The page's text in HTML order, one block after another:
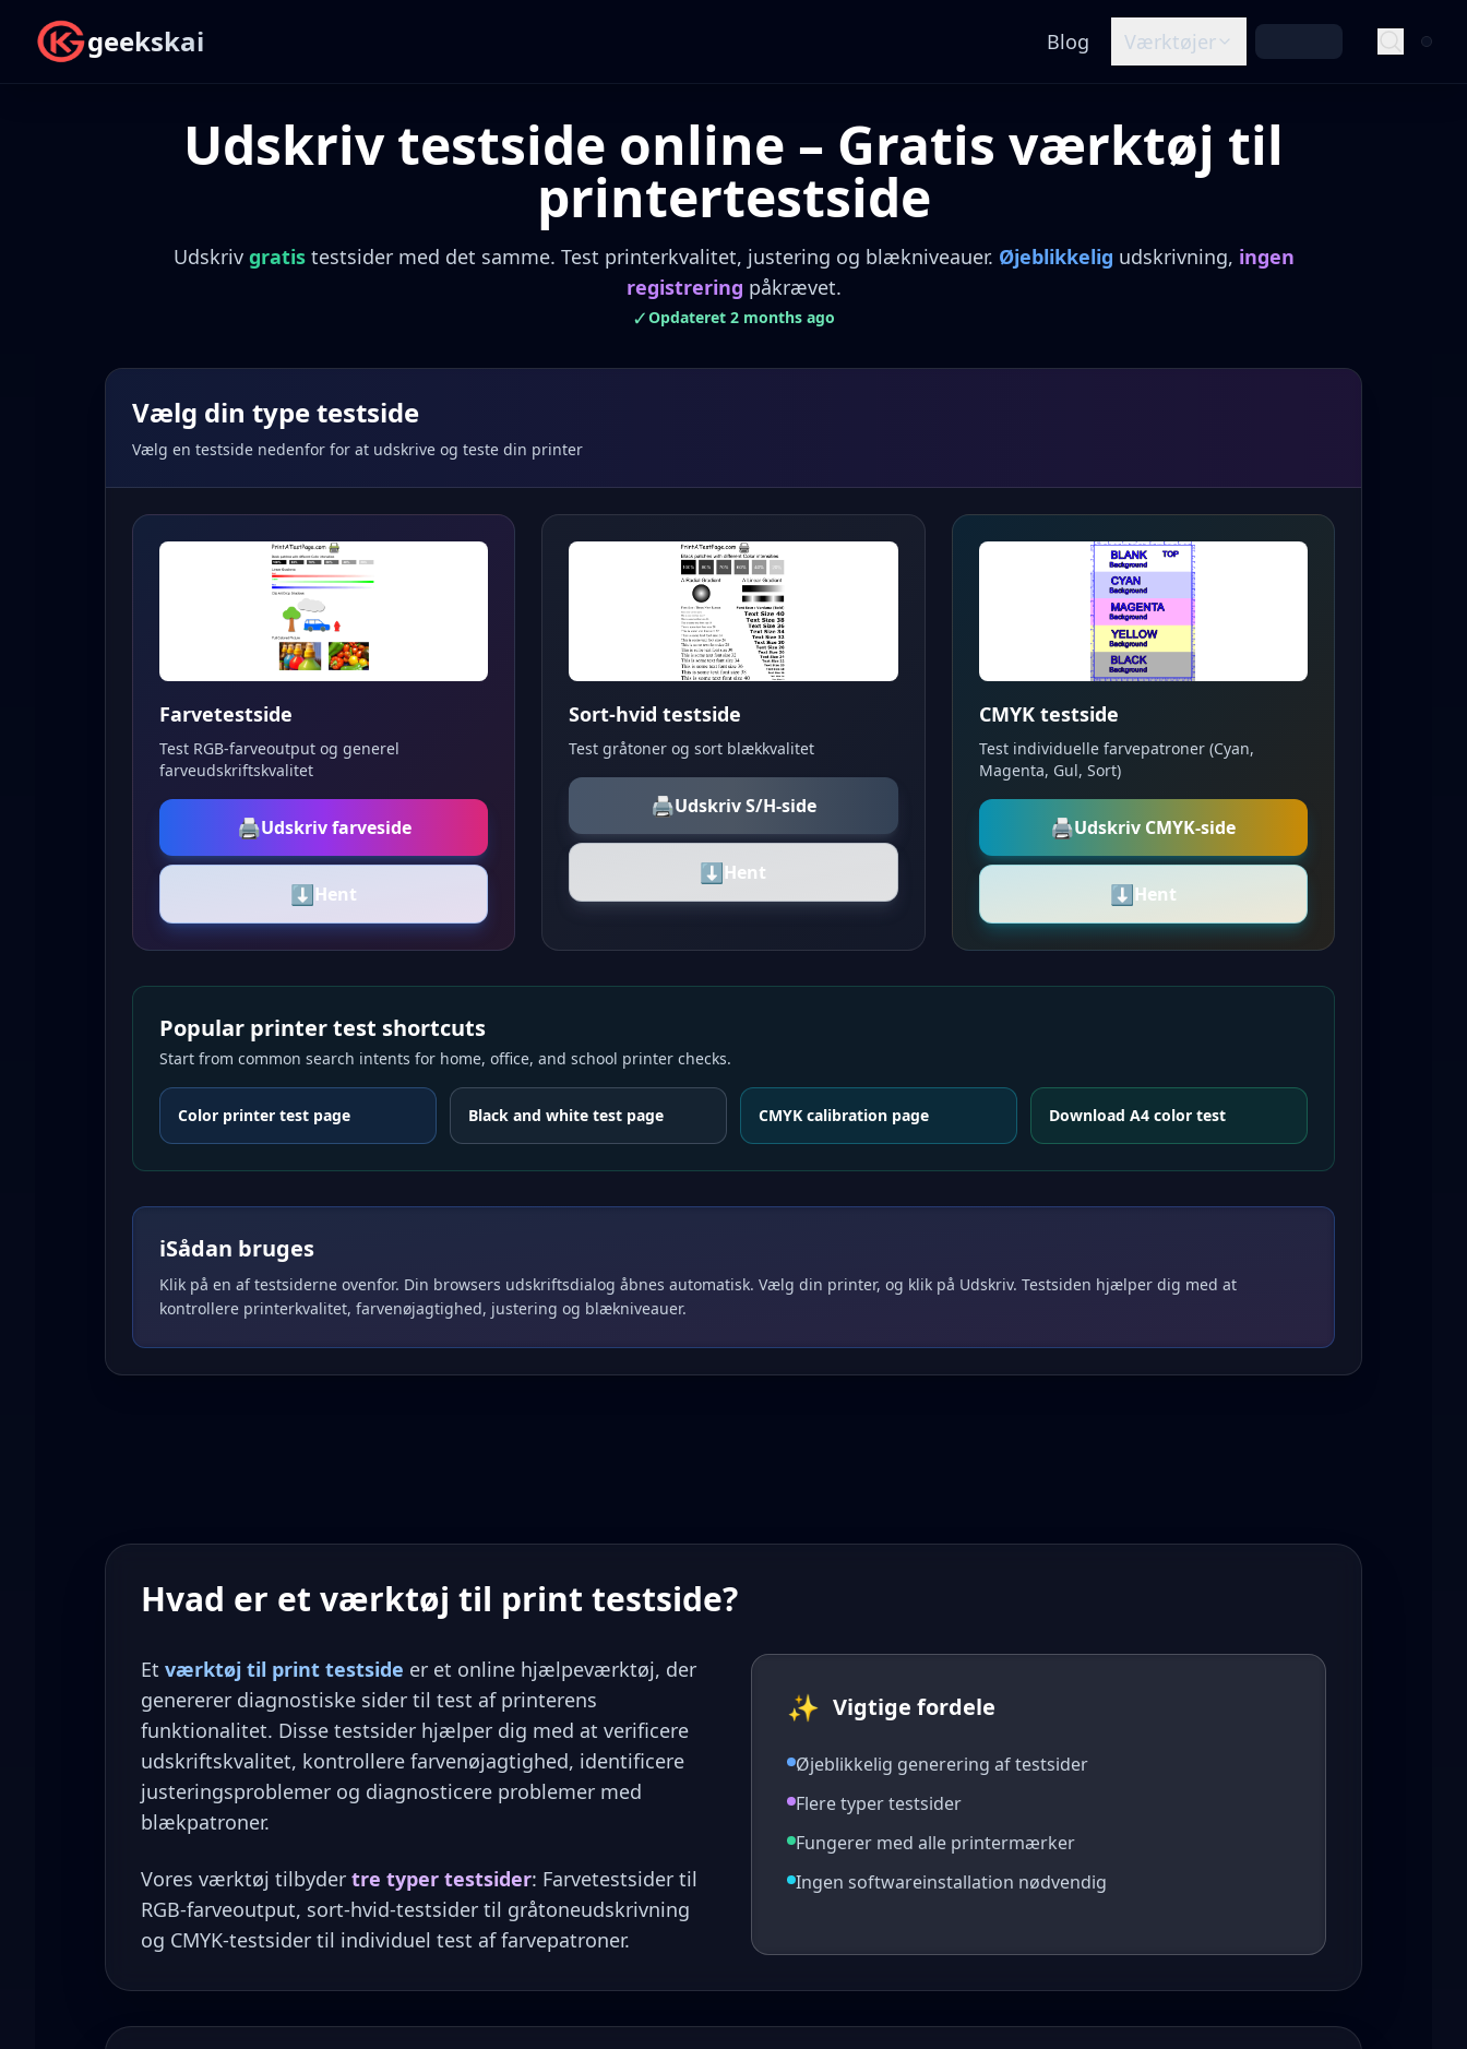
geekskai Blog Værktøjer
Udskriv testside online – Gratis værktøj til
printertestside
Udskriv gratistestsider med det samme. Test printerkvalitet, justering og blækniveauer. Øjeblikkelig udskrivning, ingen
registrering påkrævet.
✓Opdateret 2 months ago
Vælg din type testside
Vælg en testside nedenfor for at udskrive og teste din printer
Farvetestside
Test RGB-farveoutput og generel
farveudskriftskvalitet
🖨️Udskriv farveside
⬇️Hent
Sort-hvid testside
Test gråtoner og sort blækkvalitet
🖨️Udskriv S/H-side
⬇️Hent
CMYK testside
Test individuelle farvepatroner (Cyan,
Magenta, Gul, Sort)
🖨️Udskriv CMYK-side
⬇️Hent
Popular printer test shortcuts
Start from common search intents for home, office, and school printer checks.
Color printer test page Black and white test page CMYK calibration page Download A4 color test
ℹ️Sådan bruges
Klik på en af testsiderne ovenfor. Din browsers udskriftsdialog åbnes automatisk. Vælg din printer, og klik på Udskriv. Testsiden hjælper dig med at
kontrollere printerkvalitet, farvenøjagtighed, justering og blækniveauer.
Hvad er et værktøj til print testside?
Et værktøj til print testside er et online hjælpeværktøj, der
genererer diagnostiske sider til test af printerens
funktionalitet. Disse testsider hjælper dig med at verificere
udskriftskvalitet, kontrollere farvenøjagtighed, identificere
justeringsproblemer og diagnosticere problemer med
blækpatroner.
Vores værktøj tilbyder tre typer testsider: Farvetestsider til
RGB-farveoutput, sort-hvid-testsider til gråtoneudskrivning
og CMYK-testsider til individuel test af farvepatroner.
✨ Vigtige fordele
Øjeblikkelig generering af testsider
Flere typer testsider
Fungerer med alle printermærker
Ingen softwareinstallation nødvendig